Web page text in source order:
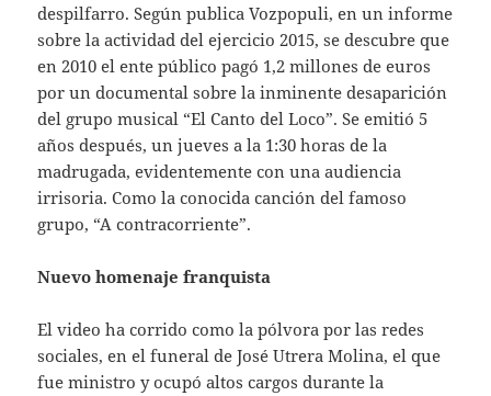
despilfarro. Según publica Vozpopuli, en un informe
sobre la actividad del ejercicio 2015, se descubre que
en 2010 el ente público pagó 1,2 millones de euros
por un documental sobre la inminente desaparición
del grupo musical “El Canto del Loco”. Se emitió 5
años después, un jueves a la 1:30 horas de la
madrugada, evidentemente con una audiencia
irrisoria. Como la conocida canción del famoso
grupo, “A contracorriente”.
Nuevo homenaje franquista
El video ha corrido como la pólvora por las redes
sociales, en el funeral de José Utrera Molina, el que
fue ministro y ocupó altos cargos durante la